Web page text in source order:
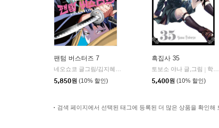
팬텀 버스터즈 7
네오쇼코 글그림/김지혜 역
소미미디어
5,850원 (10% 할인)
흑집사 35
토보소 야나 글,그림
학산문화사
5,400원 (10% 할인)
검색 페이지에서 선택된 태그에 등록된 더 많은 상품을 확인해